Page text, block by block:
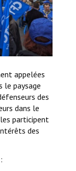
appelées
le paysage
des
dans le
participent
des
: